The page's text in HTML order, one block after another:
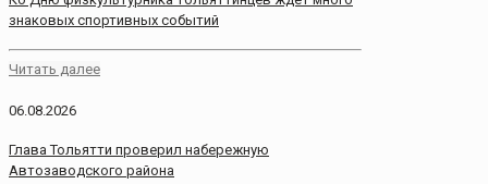
знаковых спортивных событий
Читать далее
06.08.2026
Глава Тольятти проверил набережную
Автозаводского района